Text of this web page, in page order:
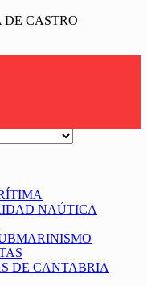
DE CASTRO
NAÚTICA
DE CANTABRIA